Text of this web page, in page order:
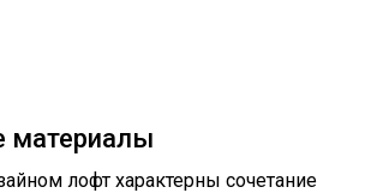
материалы
лофт характерны сочетание